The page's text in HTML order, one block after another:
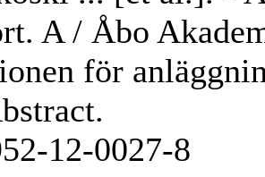
A / Åbo
för
12-0027-8